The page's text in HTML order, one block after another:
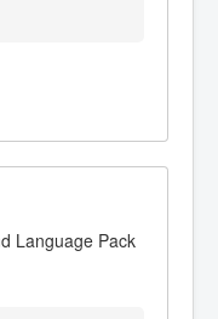
Language Pack